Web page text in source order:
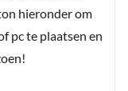
hieronder om
pc te plaatsen en